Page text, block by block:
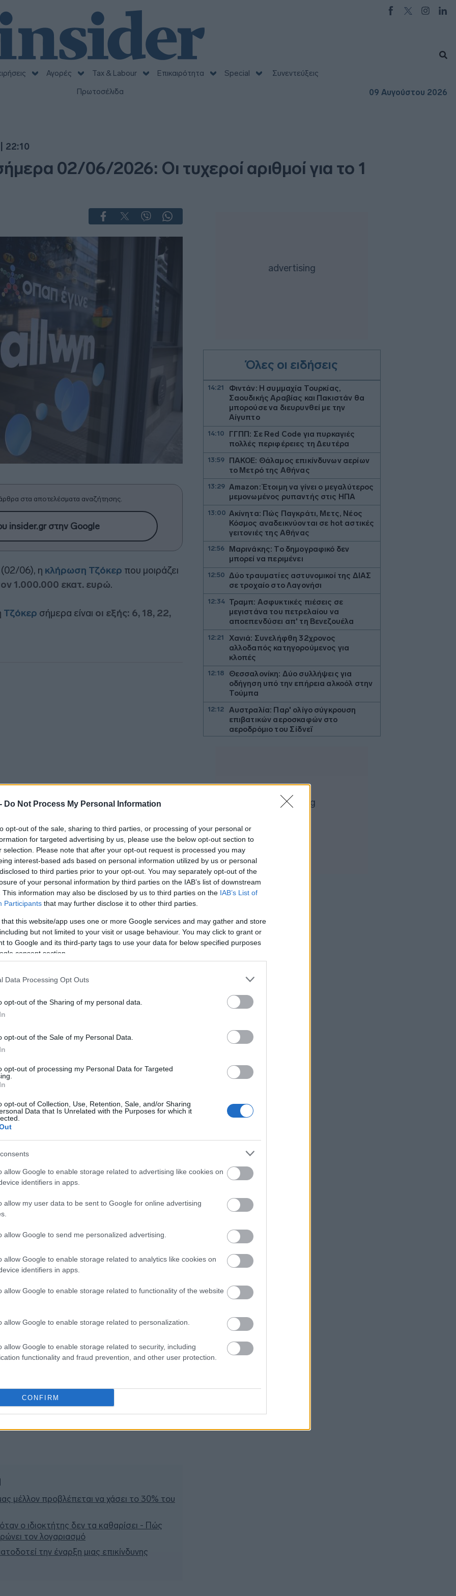
Do Not Process My Personal Information
opt-out of the sale, sharing to third parties, or processing of your personal or
for targeted advertising by us, please use the below opt-out section to
selection. Please note that after your opt-out request is processed you may
interest-based ads based on personal information utilized by us or personal
to third parties prior to your opt-out. You may separately opt-out of the
of your personal information by third parties on the IAB’s list of downstream
This information may also be disclosed by us to third parties on the IAB’s List of
Participants that may further disclose it to other third parties.
that this website/app uses one or more Google services and may gather and store
but not limited to your visit or usage behaviour. You may click to grant or
to Google and its third-party tags to use your data for below specified purposes
consent section.
Data Processing Opt Outs
opt-out of the Sharing of my personal data.
opt-out of the Sale of my Personal Data.
opt-out of processing my Personal Data for Targeted
opt-out of Collection, Use, Retention, Sale, and/or Sharing
Data that Is Unrelated with the Purposes for which it
allow Google to enable storage related to advertising like cookies on
identifiers in apps.
allow my user data to be sent to Google for online advertising
allow Google to send me personalized advertising.
allow Google to enable storage related to analytics like cookies on
identifiers in apps.
allow Google to enable storage related to functionality of the website
allow Google to enable storage related to personalization.
allow Google to enable storage related to security, including
functionality and fraud prevention, and other user protection.
CONFIRM
Αγορές Tax & Labour Επικαιρότητα Special
Συνεντεύξεις
Πρωτοσέλιδα
09 Αυγούστου 2026
22:10
02/06/2026: Οι τυχεροί αριθμοί για το 1
στα αποτελέσματα αναζήτησης.
insider.gr στην Google
(02/06), η κλήρωση Τζόκερ που μοιράζει
1.000.000 εκατ. ευρώ.
Τζόκερ σήμερα είναι οι εξής: 6, 18, 22,
ολοκληρώνεται στις 21:30.
παίξετε
στην κλήρωση με δύο τρόπους:
το δελτίο τους στο
βρίσκονται
και μάθετε πρώτοι όλες τιςειδήσειςαπό την
μέλλον προβλέπεται να χάσει το 30% του
ο ιδιοκτήτης δεν τα καθαρίσει - Πώς
τον λογαριασμό
την έναρξη μιας επικίνδυνης
Όλες οι ειδήσεις
14:21
Φιντάν: Η συμμαχία Τουρκίας,
Σαουδικής Αραβίας και Πακιστάν θα
μπορούσε να διευρυνθεί με την
Αίγυπτο
14:10
ΓΓΠΠ: Σε Red Code για πυρκαγιές
πολλές περιφέρειες τη Δευτέρα
13:59
ΠΑΚΟΕ: Θάλαμος επικίνδυνων αερίων
το Μετρό της Αθήνας
13:29 Amazon: Έτοιμη να γίνει ο μεγαλύτερος
μεμονωμένος ρυπαντής στις ΗΠΑ
13:00 Ακίνητα: Πώς Παγκράτι, Μετς, Νέος
Κόσμος αναδεικνύονται σε hot αστικές
γειτονιές της Αθήνας
12:56
Μαρινάκης: Το δημογραφικό δεν
μπορεί να περιμένει
12:50 Δύο τραυματίες αστυνομικοί της ΔΙΑΣ
σε τροχαίο στο Λαγονήσι
12:34
Τραμπ: Ασφυκτικές πιέσεις σε
μεγιστάνα του πετρελαίου να
αποεπενδύσει απ' τη Βενεζουέλα
12:21
Χανιά: Συνελήφθη 32χρονος
αλλοδαπός κατηγορούμενος για
κλοπές
12:18
Θεσσαλονίκη: Δύο συλλήψεις για
οδήγηση υπό την επήρεια αλκοόλ στην
Τούμπα
12:12
Αυστραλία: Παρ' ολίγο σύγκρουση
επιβατικών αεροσκαφών στο
αεροδρόμιο του Σίδνεϊ
παραγωγού υποχώρησε σε χαμηλό
ΗΠΑ: Η Γερουσία προωθεί ιστορικό
11:26 Προς εκτύπωση το πολλαπλό βιβλίο
11:16
Γερμανία: Διευρύνεται το έλλειμα στο
εμπορικό ισοζύγιο με την Κίνα
11:04
Τουρκία: Ζητεί από τη Ρωσία και την
Ουκρανία «μορατόριουμ» στις
επιθέσεις στα πλοία στη Μαύρη
10:57 Περού: Δεκατρείς νεκροί και τέσσερις
τραυματίες σε τροχαίο
έπληξαν σαουδαραβικό διυλιστήριο
ταχύτερα από άλλες ηπείρους
τίποτα και να επαναλάβει το
φαντασιόπληκτο ρεπορτάζ της
οποιοδήποτε εκ νέου άνοιγμα των
Στενών του Ορμούζ
επαγγελματίες ψαράδες ο αλιευτικός
τουρισμός
προσέκρουσε στη Σελήνη γίνεται
χρυσή ευκαιρία μελέτης για ειδικούς
επιστήμονες
09:22
Υπ. Μεταφορών: Οριστική λύση στο
Τράπεζες: Στα 15 δισ. ευρώ ο στόχος
για νέα δάνεια το 2026
Γερμανία: Επεκτείνεται η έρευνα για
την ασφάλεια από τα drones μετά το
08:55
Καναδάς: Σε κατάσταση έκτακτης
Βρετανικής Κολομβίας εξαιτίας των
πυρκαγιών
εξαπλωθεί δηλώνει ο γιος του
να επισκεφθείτε